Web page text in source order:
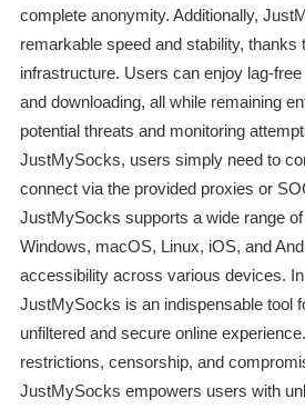
complete anonymity. Additionally,
remarkable speed and stability,
infrastructure. Users can enjoy lag-
and downloading, all while remaining
potential threats and monitoring
JustMySocks, users simply need to
connect via the provided proxies or
JustMySocks supports a wide range
Windows, macOS, Linux, iOS, and
accessibility across various devices.
JustMySocks is an indispensable tool
unfiltered and secure online
restrictions, censorship, and
JustMySocks empowers users with